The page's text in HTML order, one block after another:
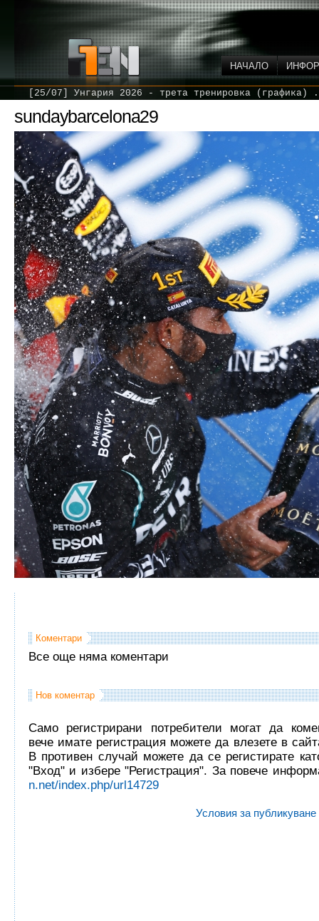
НАЧАЛО
[25/07] Унгария 2026 - трета тренировка
sundaybarcelona29
Коментари
Все още няма коментари
Нов коментар
Само регистрирани потребители могат да
вече имате регистрация можете да влезете в
В противен случай можете да се регистирате
"Вход" и избере "Регистрация". За повече
n.net/index.php/url14729
Условия за